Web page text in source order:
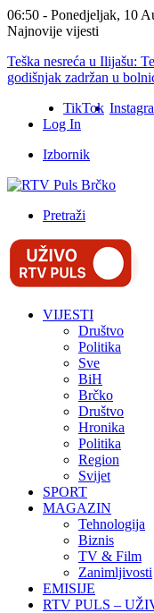
06:50 - Ponedjeljak, 10
Najnovije vijesti
Teška nesreća u Ilijašu:
godišnjak zadržan u
TikTok
Log In
Izbornik
Pretraži
VIJESTI
Društvo
Politika
Sve
BiH
Brčko
Društvo
Hronika
Politika
Region
Svijet
SPORT
MAGAZIN
Tehnologija
Biznis
TV & Film
Zanimljivosti
EMISIJE
RTV PULS –